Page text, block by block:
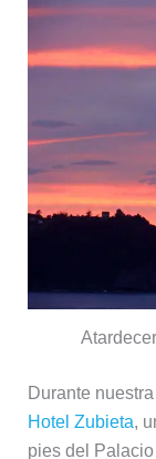
Durante
Hotel Zubieta,
pies del